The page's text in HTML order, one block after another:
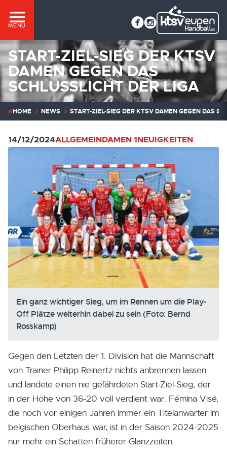
MENÜ
START-ZIEL-SIEG DER KTSV
DAMEN GEGEN DAS
SCHLUSSLICHT DER LIGA
HOME NEWS START-ZIEL-SIEG DER KTSV DAMEN GEGEN DAS
14/12/2024ALLGEMEINDAMEN 1NEUIGKEITEN
Ein ganz wichtiger Sieg, um im Rennen um die Play-
Off Plätze weiterhin dabei zu sein (Foto: Bernd
Rosskamp)
Gegen den Letzten der 1. Division hat die Mannschaft
von Trainer Philipp Reinertz nichts anbrennen lassen
und landete einen nie gefährdeten Start-Ziel-Sieg, der
in der Höhe von 36-20 voll verdient war. Fémina Visé,
die noch vor einigen Jahren immer ein Titelanwärter im
belgischen Oberhaus war, ist in der Saison 2024-2025
nur mehr ein Schatten früherer Glanzzeiten.